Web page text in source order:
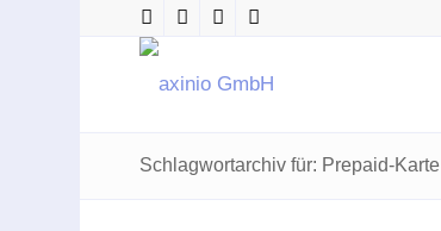
Schlagwortarchiv für: Prepaid-Karte